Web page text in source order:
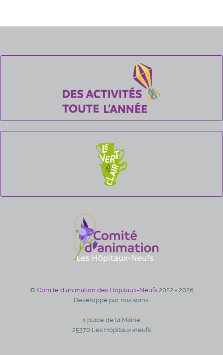
© Comité d'animation des Hôpitaux-Neufs 2022 - 2026
Développé par nos soins.
1 place de la Mairie
25370 Les Hôpitaux-neufs